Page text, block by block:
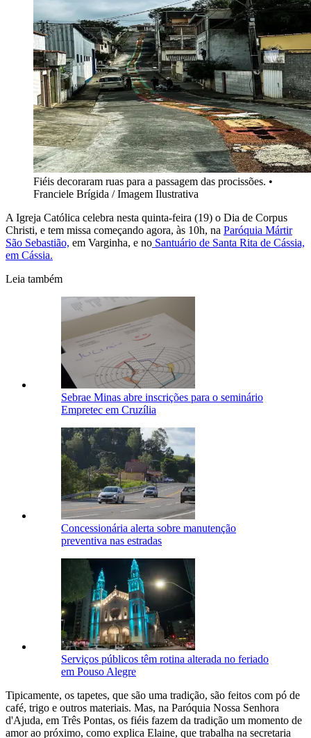
Fiéis decoraram ruas para a passagem das procissões. •
Franciele Brígida / Imagem Ilustrativa
A Igreja Católica celebra nesta quinta-feira (19) o Dia de Corpus
Christi, e tem missa começando agora, às 10h, na Paróquia Mártir
São Sebastião, em Varginha, e no Santuário de Santa Rita de Cássia,
em Cássia.
Leia também
Sebrae Minas abre inscrições para o seminário
Empretec em Cruzília
Concessionária alerta sobre manutenção
preventiva nas estradas
Serviços públicos têm rotina alterada no feriado
em Pouso Alegre
Tipicamente, os tapetes, que são uma tradição, são feitos com pó de
café, trigo e outros materiais. Mas, na Paróquia Nossa Senhora
d'Ajuda, em Três Pontas, os fiéis fazem da tradição um momento de
amor ao próximo, como explica Elaine, que trabalha na secretaria